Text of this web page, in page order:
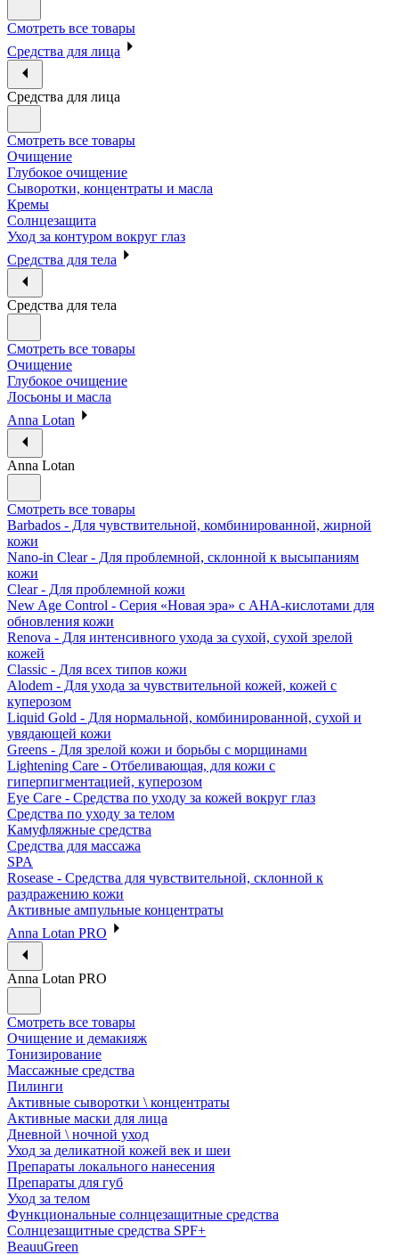
Смотреть все товары
Средства для лица
Средства для лица
Смотреть все товары
Очищение
Глубокое очищение
Сыворотки, концентраты и масла
Кремы
Солнцезащита
Уход за контуром вокруг глаз
Средства для тела
Средства для тела
Смотреть все товары
Очищение
Глубокое очищение
Лосьоны и масла
Anna Lotan
Anna Lotan
Смотреть все товары
Barbados - Для чувствительной, комбинированной, жирной
кожи
Nano-in Clear - Для проблемной, склонной к высыпаниям
кожи
Clear - Для проблемной кожи
New Age Control - Серия «Новая эра» с АНА-кислотами для
обновления кожи
Renova - Для интенсивного ухода за сухой, сухой зрелой
кожей
Classic - Для всех типов кожи
Alodem - Для ухода за чувствительной кожей, кожей с
куперозом
Liquid Gold - Для нормальной, комбинированной, сухой и
увядающей кожи
Greens - Для зрелой кожи и борьбы с морщинами
Lightening Care - Отбеливающая, для кожи с
гиперпигментацией, куперозом
Eye Саге - Средства по уходу за кожей вокруг глаз
Средства по уходу за телом
Камуфляжные средства
Средства для массажа
SPA
Rosease - Средства для чувствительной, склонной к
раздражению кожи
Активные ампульные концентраты
Anna Lotan PRO
Anna Lotan PRO
Смотреть все товары
Очищение и демакияж
Тонизирование
Массажные средства
Пилинги
Активные сыворотки \ концентраты
Активные маски для лица
Дневной \ ночной уход
Уход за деликатной кожей век и шеи
Препараты локального нанесения
Препараты для губ
Уход за телом
Функциональные солнцезащитные средства
Солнцезащитные средства SPF+
BeauuGreen